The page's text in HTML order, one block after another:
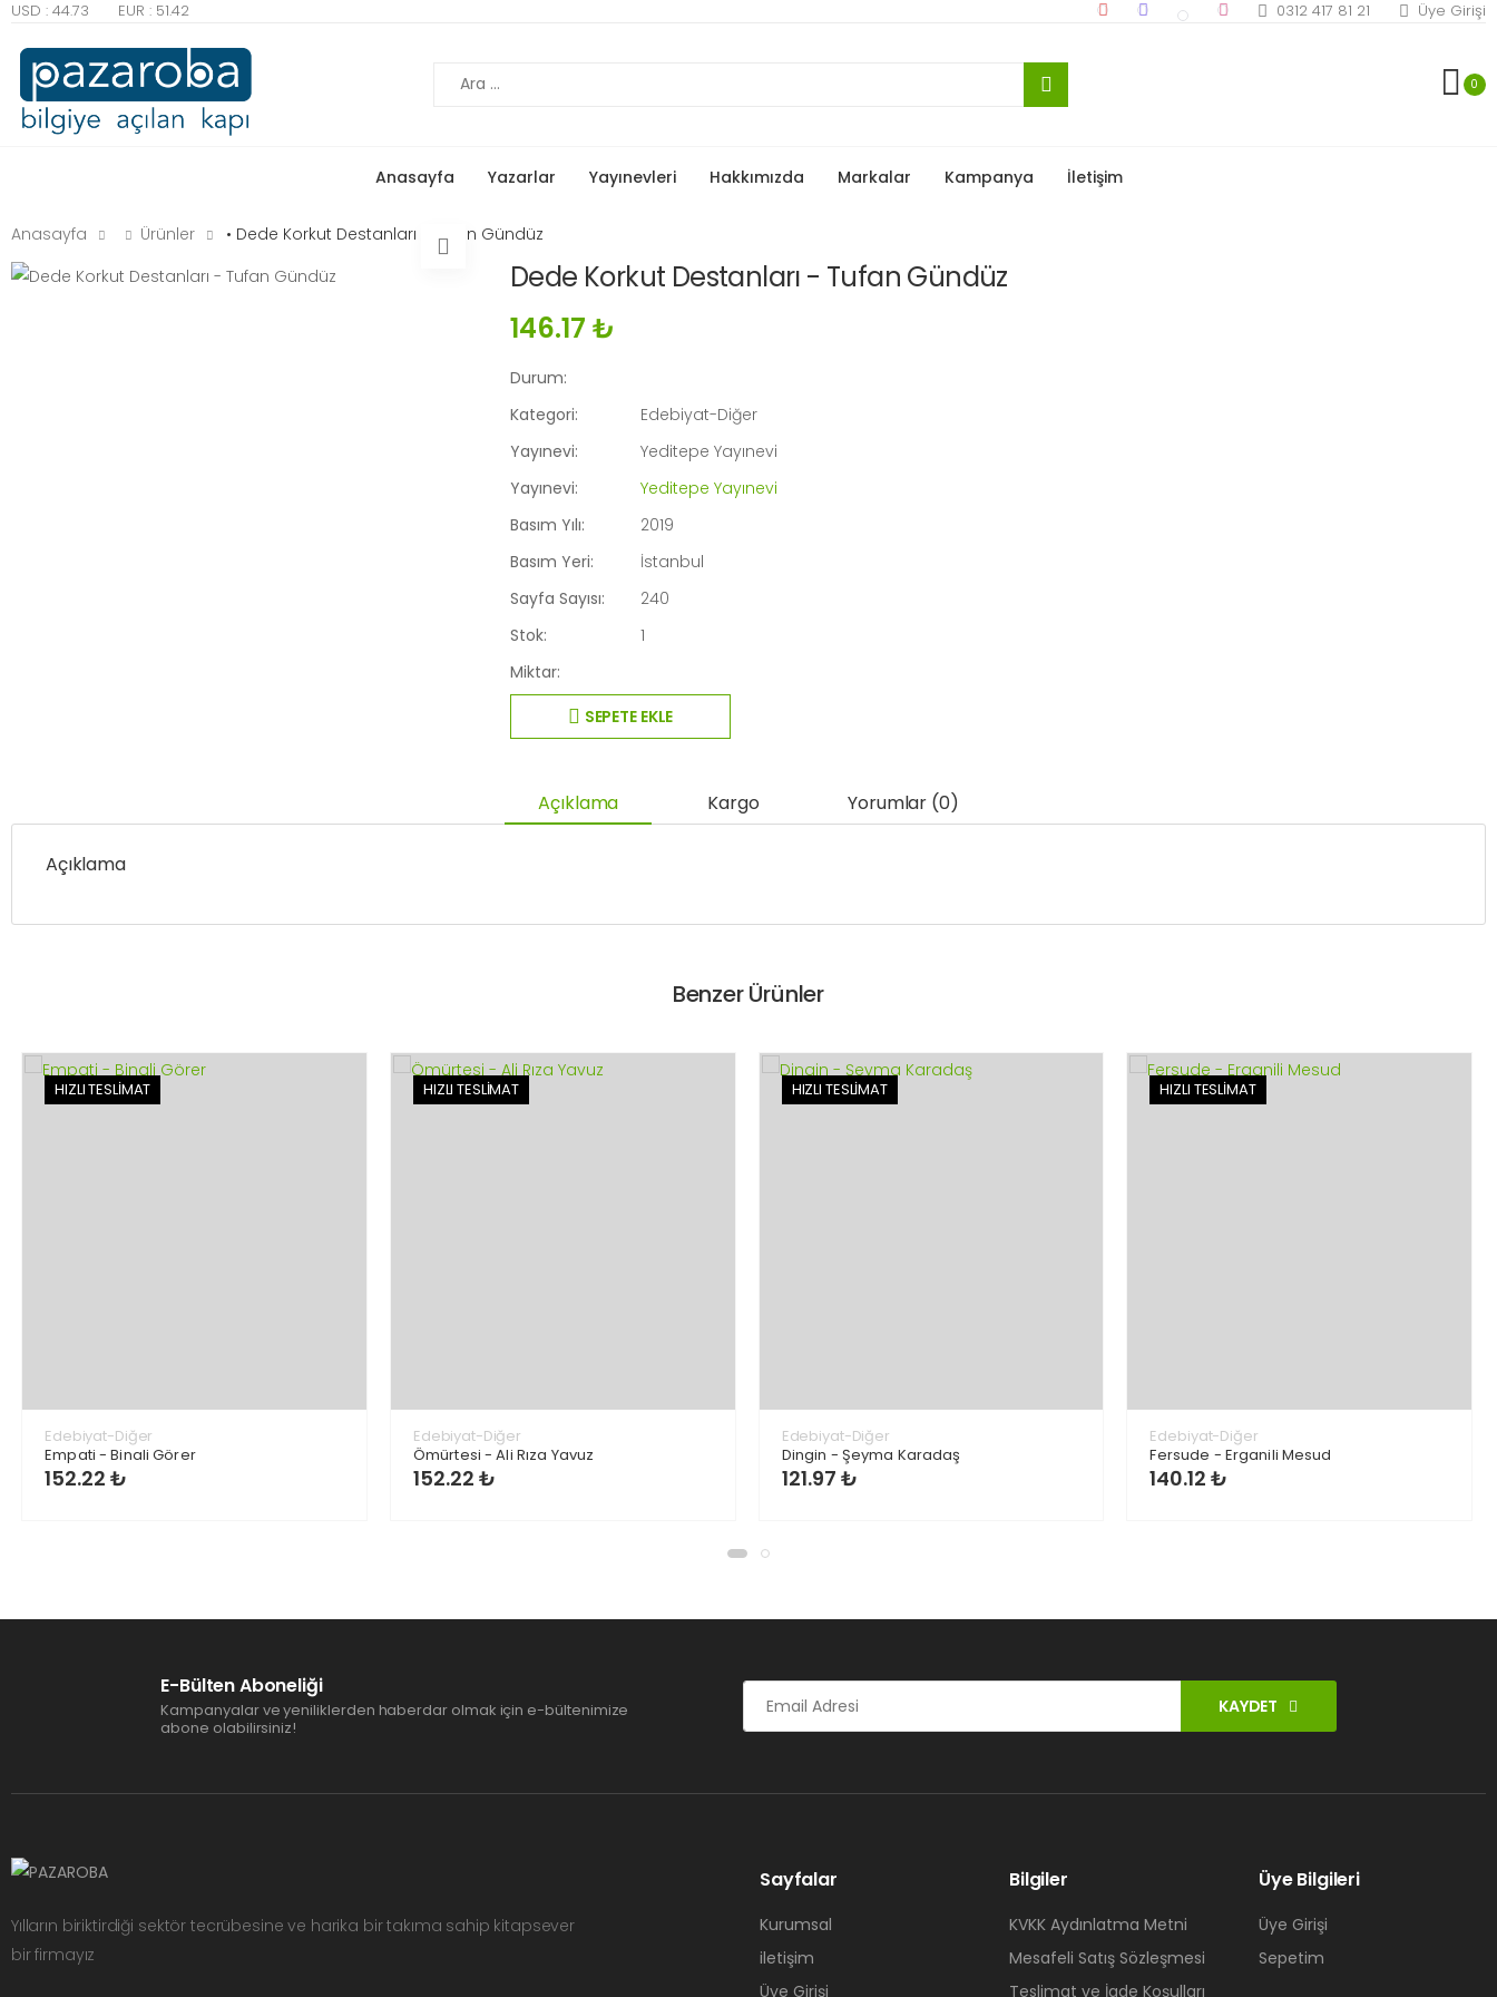
USD : 44.73 EUR : 51.42 0312 417 81 21 Üye Girişi
0
Anasayfa Yazarlar Yayınevleri Hakkımızda Markalar Kampanya İletişim
Anasayfa Ürünler • Dede Korkut Destanları - Tufan Gündüz
Dede Korkut Destanları - Tufan Gündüz
146.17 ₺
Durum:
Kategori:
Edebiyat-Diğer
Yayınevi:
Yeditepe Yayınevi
Yayınevi:
Yeditepe Yayınevi
Basım Yılı:
2019
Basım Yeri:
İstanbul
Sayfa Sayısı:
240
Stok:
1
Miktar:
SEPETE EKLE
Açıklama Kargo Yorumlar (0)
Açıklama
Benzer Ürünler
HIZLI TESLİMAT
Edebiyat-Diğer
Empati - Binali Görer
152.22 ₺
HIZLI TESLİMAT
Edebiyat-Diğer
Ömürtesi - Ali Rıza Yavuz
152.22 ₺
HIZLI TESLİMAT
Edebiyat-Diğer
Dingin - Şeyma Karadaş
121.97 ₺
HIZLI TESLİMAT
Edebiyat-Diğer
Fersude - Erganili Mesud
140.12 ₺
E-Bülten Aboneliği
Kampanyalar ve yeniliklerden haberdar olmak için e-bültenimize
abone olabilirsiniz!
KAYDET
Yılların biriktirdiği sektör tecrübesine ve harika bir takıma sahip kitapsever
bir firmayız
Sayfalar
Kurumsal
iletişim
Üye Girişi
Bilgiler
KVKK Aydınlatma Metni
Mesafeli Satış Sözleşmesi
Teslimat ve İade Koşulları
Üye Bilgileri
Üye Girişi
Sepetim